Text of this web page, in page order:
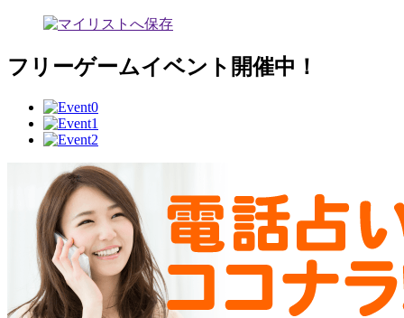
フリーゲームイベント開催中！